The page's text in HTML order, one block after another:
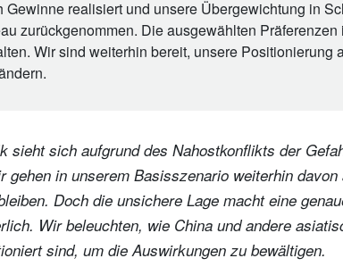
Gewinne realisiert und unsere Übergewichtung in
zurückgenommen. Die ausgewählten
Wir sind weiterhin bereit, unsere Positionierung
sieht sich aufgrund des Nahostkonflikts der
gehen in unserem Basisszenario weiterhin
Doch die unsichere Lage macht eine
Wir beleuchten, wie China und andere
sind, um die Auswirkungen zu bewältigen.